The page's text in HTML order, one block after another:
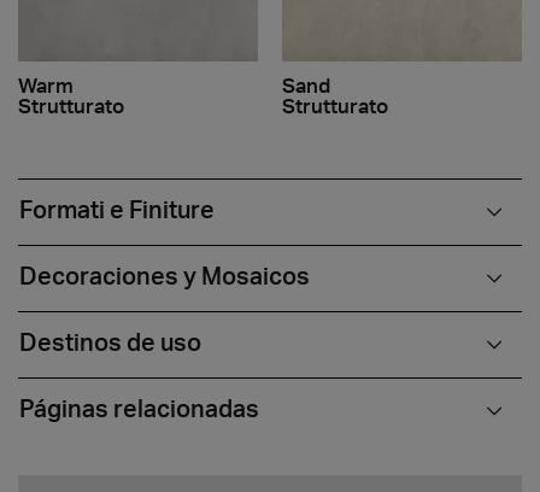
Warm
Strutturato
Sand
Strutturato
Formati e Finiture
Decoraciones y Mosaicos
Destinos de uso
Páginas relacionadas